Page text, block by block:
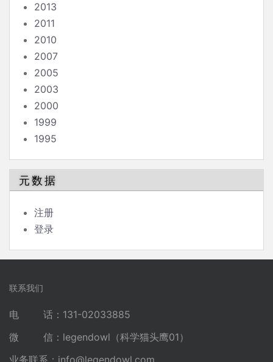
2013
2011
2010
2007
2005
2003
2000
1999
1995
元数据
注册
登录
联系我们
电 话：131-02033885
微 信：legendowl（科学猫头鹰01）
业务联系： info@legendowl.com